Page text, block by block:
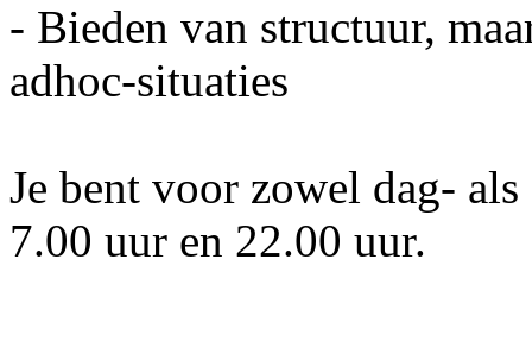
- Bieden van structuur,
adhoc-situaties
Je bent voor zowel dag-
7.00 uur en 22.00 uur.